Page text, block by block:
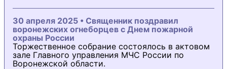
30 апреля 2025 • Священник поздравил
воронежских огнеборцев с Днем пожарной
охраны России
Торжественное собрание состоялось в актовом
зале Главного управления МЧС России по
Воронежской области.